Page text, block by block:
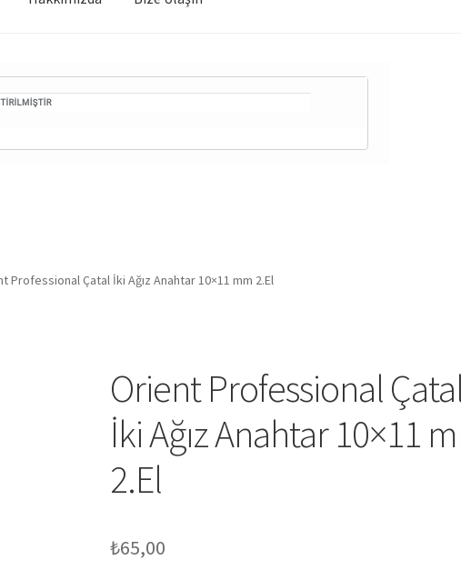
Professional Çatal İki Ağız Anahtar 10×11 mm 2.El
Orient Professional
İki Ağız Anahtar 10×11
2.El
₺65,00